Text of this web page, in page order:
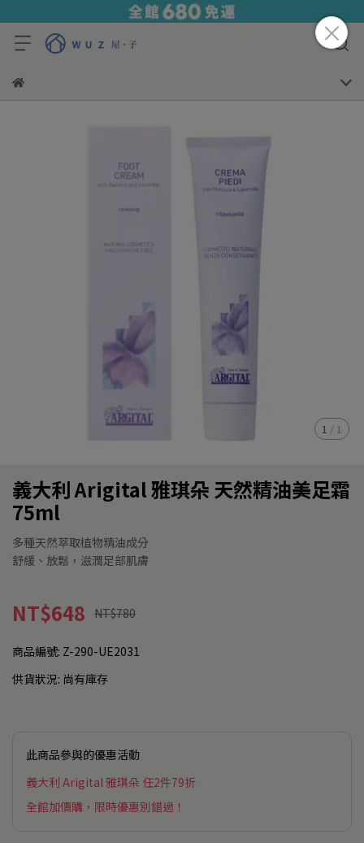
1 / 1
義大利 Arigital 雅琪朵 天然精油美足霜
75ml
多種天然萃取植物精油成分
舒緩、放鬆，滋潤足部肌膚
NT$648 NT$780
商品編號: Z-290-UE2031
供貨狀況: 尚有庫存
此商品參與的優惠活動
義大利 Arigital 雅琪朵 任2件79折
全館加價購，限時優惠別錯過！